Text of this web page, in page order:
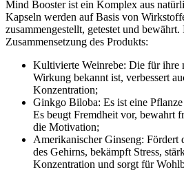
Mind Booster ist ein Komplex aus
Kapseln werden auf Basis von
zusammengestellt, getestet und
Zusammensetzung des Produkts:
Kultivierte Weinrebe: Die für ihre
Wirkung bekannt ist, verbessert
Konzentration;
Ginkgo Biloba: Es ist eine
Es beugt Fremdheit vor, bewahrt
die Motivation;
Amerikanischer Ginseng: Fördert
des Gehirns, bekämpft Stress,
Konzentration und sorgt für